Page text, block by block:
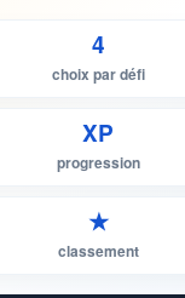
4
choix par défi
XP
progression
★
classement